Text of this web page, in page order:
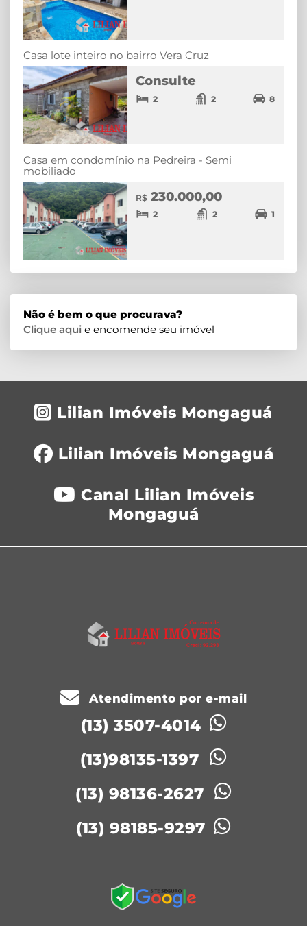
Casa lote inteiro no bairro Vera Cruz
Consulte
2 2 8
Casa em condomínio na Pedreira - Semi
mobiliado
R$ 230.000,00
2 2 1
Não é bem o que procurava?
Clique aqui e encomende seu imóvel
Lilian Imóveis Mongaguá
Lilian Imóveis Mongaguá
Canal Lilian Imóveis
Mongaguá
Atendimento por e-mail
(13) 3507-4014
(13)98135-1397
(13) 98136-2627
(13) 98185-9297